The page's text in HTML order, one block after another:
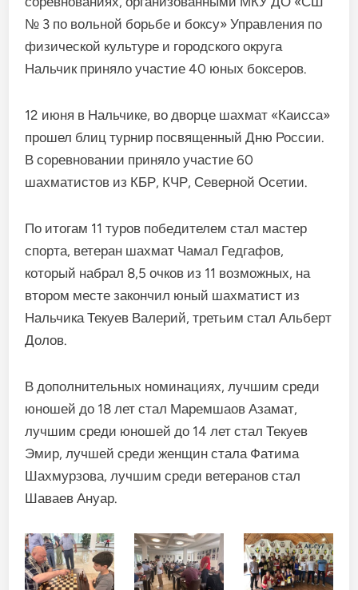
№ 3 по вольной борьбе и боксу» Управления по
физической культуре и городского округа
Нальчик приняло участие 40 юных боксеров.
12 июня в Нальчике, во дворце шахмат «Каисса»
прошел блиц турнир посвященный Дню России.
В соревновании приняло участие 60
шахматистов из КБР, КЧР, Северной Осетии.
По итогам 11 туров победителем стал мастер
спорта, ветеран шахмат Чамал Гедгафов,
который набрал 8,5 очков из 11 возможных, на
втором месте закончил юный шахматист из
Нальчика Текуев Валерий, третьим стал Альберт
Долов.
В дополнительных номинациях, лучшим среди
юношей до 18 лет стал Маремшаов Азамат,
лучшим среди юношей до 14 лет стал Текуев
Эмир, лучшей среди женщин стала Фатима
Шахмурзова, лучшим среди ветеранов стал
Шаваев Ануар.